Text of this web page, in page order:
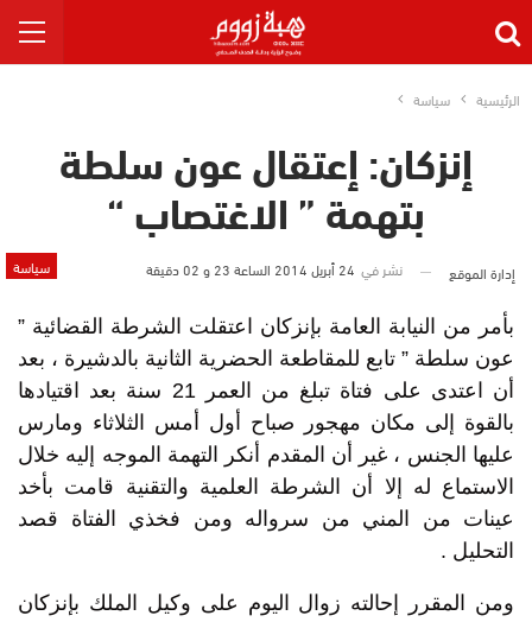
الرئيسية سياسة
إنزكان: إعتقال عون سلطة
بتهمة ” الاغتصاب “
سياسة إدارة الموقع نشر في 24 أبريل 2014 الساعة 23 و 02 دقيقة
بأمر من النيابة العامة بإنزكان اعتقلت الشرطة القضائية ”
عون سلطة ” تابع للمقاطعة الحضرية الثانية بالدشيرة ، بعد
أن اعتدى على فتاة تبلغ من العمر 21 سنة بعد اقتيادها
بالقوة إلى مكان مهجور صباح أول أمس الثلاثاء ومارس
عليها الجنس ، غير أن المقدم أنكر التهمة الموجه إليه خلال
الاستماع له إلا أن الشرطة العلمية والتقنية قامت بأخد
عينات من المني من سرواله ومن فخذي الفتاة قصد
التحليل .
ومن المقرر إحالته زوال اليوم على وكيل الملك بإنزكان